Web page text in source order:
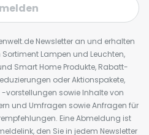
Newsletter an und erhalten
Lampen und Leuchten,
Smart Home Produkte, Rabatt-
oder Aktionspakete,
vorstellungen sowie Inhalte von
und Umfragen sowie Anfragen für
Eine Abmeldung ist
den Sie in jedem Newsletter